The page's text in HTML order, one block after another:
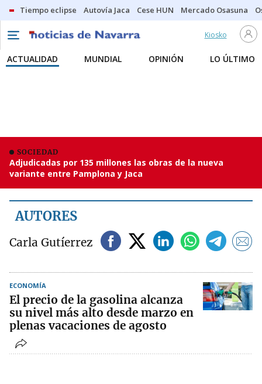
Tiempo eclipse Autovía Jaca Cese HUN Mercado Osasuna
Kiosko
ACTUALIDAD MUNDIAL OPINIÓN LO ÚLTIMO
SOCIEDAD
Adjudicadas por 135 millones las obras de la nueva
variante entre Pamplona y Jaca
AUTORES
Carla Gutíerrez
ECONOMÍA
El precio de la gasolina alcanza
su nivel más alto desde marzo en
plenas vacaciones de agosto